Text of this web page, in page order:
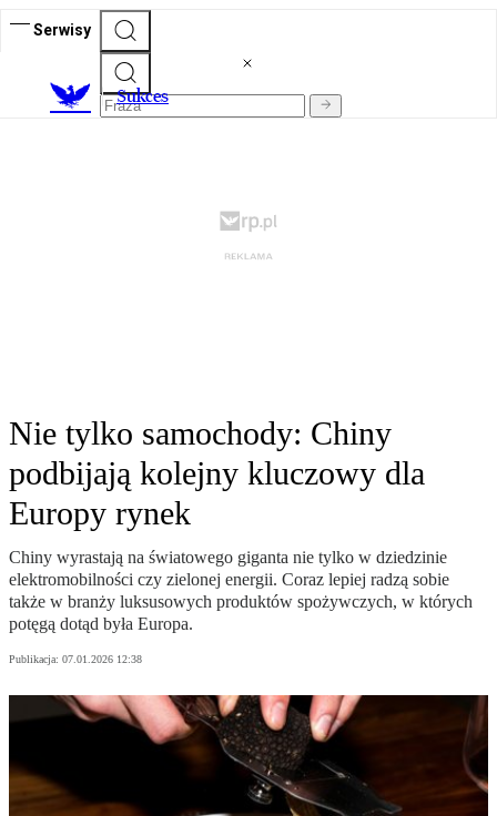
Serwisy
Sukces
Nie tylko samochody: Chiny
podbijają kolejny kluczowy dla
Europy rynek
Chiny wyrastają na światowego giganta nie tylko w dziedzinie
elektromobilności czy zielonej energii. Coraz lepiej radzą sobie
także w branży luksusowych produktów spożywczych, w których
potęgą dotąd była Europa.
Publikacja: 07.01.2026 12:38